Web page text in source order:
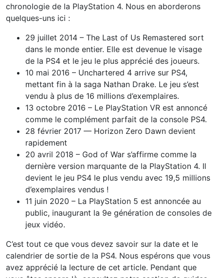
chronologie de la PlayStation 4. Nous en aborderons
quelques-uns ici :
29 juillet 2014 – The Last of Us Remastered sort
dans le monde entier. Elle est devenue le visage
de la PS4 et le jeu le plus apprécié des joueurs.
10 mai 2016 – Unchartered 4 arrive sur PS4,
mettant fin à la saga Nathan Drake. Le jeu s’est
vendu à plus de 16 millions d’exemplaires.
13 octobre 2016 – Le PlayStation VR est annoncé
comme le complément parfait de la console PS4.
28 février 2017 — Horizon Zero Dawn devient
rapidement
20 avril 2018 – God of War s’affirme comme la
dernière version marquante de la PlayStation 4. Il
devient le jeu PS4 le plus vendu avec 19,5 millions
d’exemplaires vendus !
11 juin 2020 – La PlayStation 5 est annoncée au
public, inaugurant la 9e génération de consoles de
jeux vidéo.
C’est tout ce que vous devez savoir sur la date et le
calendrier de sortie de la PS4. Nous espérons que vous
avez apprécié la lecture de cet article. Pendant que